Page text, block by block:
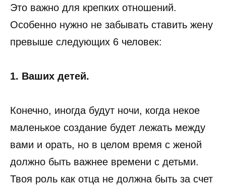
Это важно для крепких отношений.
Особенно нужно не забывать ставить жену
превыше следующих 6 человек:
1. Ваших детей.
Конечно, иногда будут ночи, когда некое
маленькое создание будет лежать между
вами и орать, но в целом время с женой
должно быть важнее времени с детьми.
Твоя роль как отца не должна быть за счет